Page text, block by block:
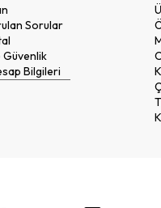
Sorular
Güvenlik
Bilgileri